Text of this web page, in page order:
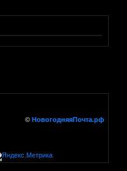
© НовогодняяПочта.рф